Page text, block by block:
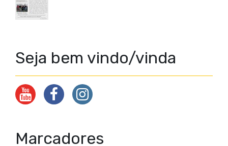
Seja bem vindo/vinda
Marcadores